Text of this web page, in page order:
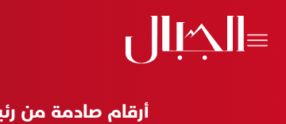
أرقام صادمة من